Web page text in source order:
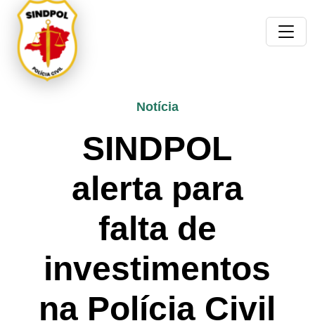
Notícia
SINDPOL
alerta para
falta de
investimentos
na Polícia Civil